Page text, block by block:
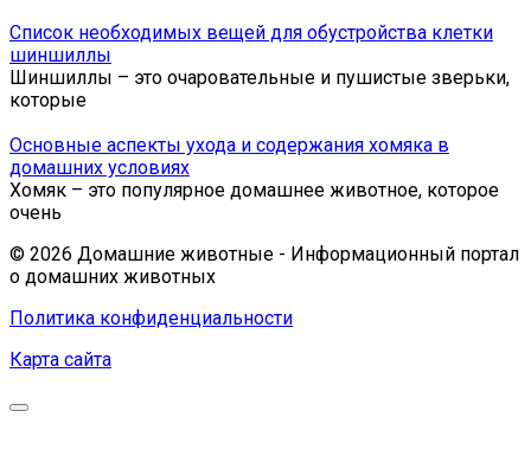
Список необходимых вещей для обустройства клетки
шиншиллы
Шиншиллы – это очаровательные и пушистые зверьки,
которые
Основные аспекты ухода и содержания хомяка в
домашних условиях
Хомяк – это популярное домашнее животное, которое
очень
© 2026 Домашние животные - Информационный портал
о домашних животных
Политика конфиденциальности
Карта сайта